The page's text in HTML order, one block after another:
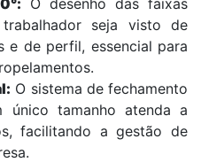
seja visto de
e de perfil, essencial para
O sistema de fechamento
único tamanho atenda a
facilitando a gestão de